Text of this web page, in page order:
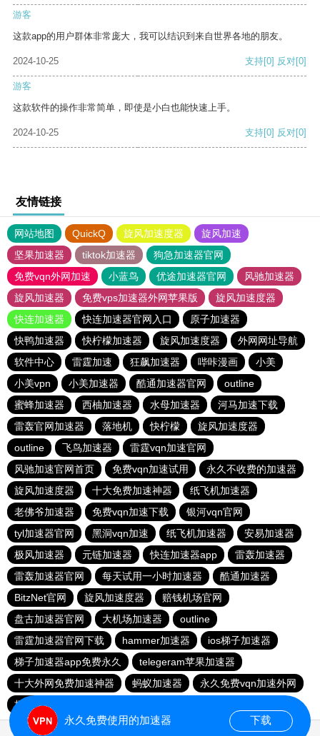
游客
这款app的用户群体非常庞大，我可以结识到来自世界各地的朋友。
2024-10-25 支持[0] 反对[0]
游客
这款软件的操作非常简单，即使是小白也能快速上手。
2024-10-25 支持[0] 反对[0]
友情链接
网站地图 QuickQ 旋风加速度器
旋风加速
坚果加速器
tiktok加速器
狗急加速器官网
免费vqn外网加速
小蓝鸟 优途加速器官网
风驰加速器
旋风加速器
免费vps加速器外网苹果版
旋风加速度器
快连加速器
快连加速器官网入口
原子加速器
快鸭加速器
快柠檬加速器 旋风加速度器
外网网址导航
软件中心
雷霆加速 狂飙加速器 哔咔漫画
小美
小美vpn
小美加速器 酷通加速器官网
outline
蜜蜂加速器
西柚加速器 水母加速器
河马加速下载
雷轰官网加速器
落地机 快柠檬
旋风加速度器
outline
飞鸟加速器
雷霆vqn加速官网
风驰加速官网首页
免费vqn加速试用
永久不收费的加速器
旋风加速度器
十大免费加速神器
纸飞机加速器
老佛爷加速器
免费vqn加速下载
银河vqn官网
tyl加速器官网
黑洞vqn加速 纸飞机加速器
安易加速器
极风加速器
元链加速器 快连加速器app
雷轰加速器
雷轰加速器官网
每天试用一小时加速器
酷通加速器
BitzNet官网
旋风加速度器
赔钱机场官网
盘古加速器官网
大机场加速器
outline
雷霆加速器官网下载
hammer加速器
ios梯子加速器
梯子加速器app免费永久
telegeram苹果加速器
十大外网免费加速神器
蚂蚁加速器
永久免费vqn加速外网
极光aurora加速器
永久免费使用的加速器 下载